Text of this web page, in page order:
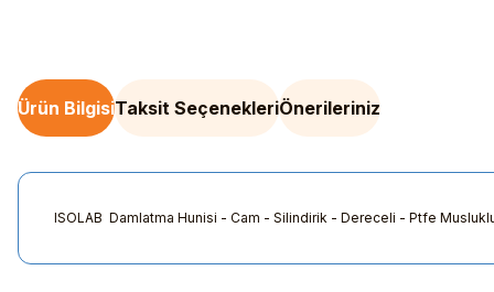
Ürün BilgisiTaksit SeçenekleriÖnerileriniz
ISOLAB Damlatma Hunisi - Cam - Silindirik - Dereceli - Ptfe